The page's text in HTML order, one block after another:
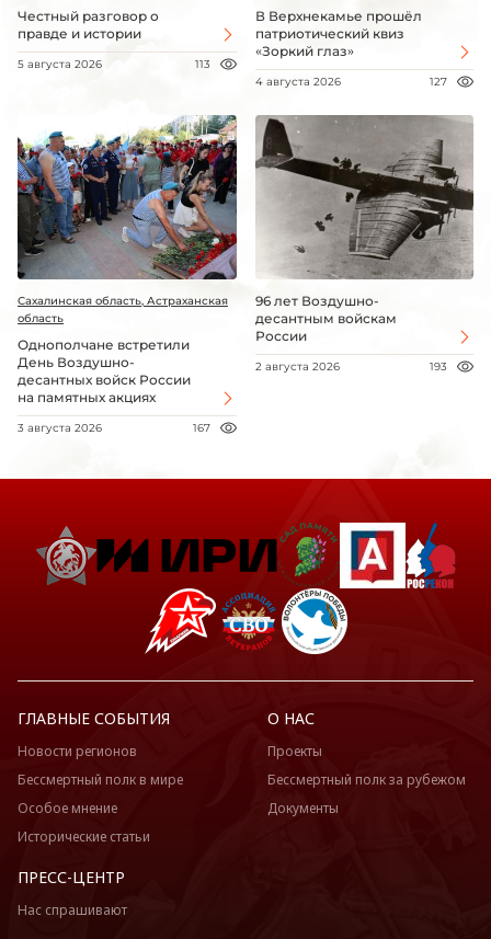
Честный разговор о
правде и истории
5 августа 2026 113
В Верхнекамье прошёл
патриотический квиз
«Зоркий глаз»
4 августа 2026 127
Сахалинская область, Астраханская
область
Однополчане встретили
День Воздушно-
десантных войск России
на памятных акциях
3 августа 2026 167
96 лет Воздушно-
десантным войскам
России
2 августа 2026 193
ГЛАВНЫЕ СОБЫТИЯ
Новости регионов
Бессмертный полк в мире
Особое мнение
Исторические статьи
О НАС
Проекты
Бессмертный полк за рубежом
Документы
ПРЕСС-ЦЕНТР
Нас спрашивают